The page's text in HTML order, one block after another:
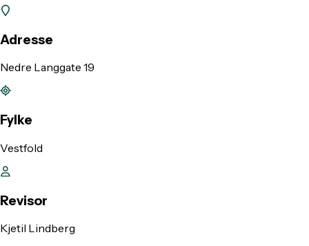
Adresse
Nedre Langgate 19
Fylke
Vestfold
Revisor
Kjetil Lindberg